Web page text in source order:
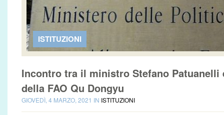
ISTITUZIONI
Incontro tra il ministro Stefano Patuanelli
della FAO Qu Dongyu
GIOVEDÌ, 4 MARZO, 2021 IN ISTITUZIONI